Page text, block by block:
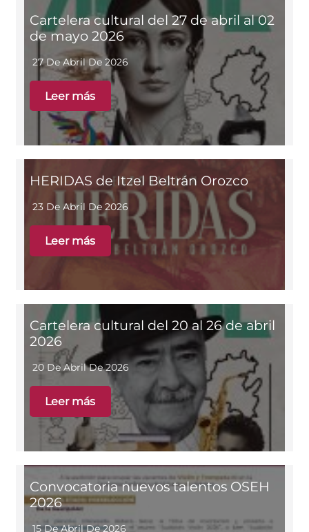
Cartelera cultural del 27 de abril al 02
de mayo 2026
27 De Abril De 2026
Leer más
HERIDAS de Itzel Beltrán Orozco
23 De Abril De 2026
Leer más
Cartelera cultural del 20 al 26 de abril
2026
20 De Abril De 2026
Leer más
Convocatoria nuevos talentos OSEH
2026
15 De Abril De 2026